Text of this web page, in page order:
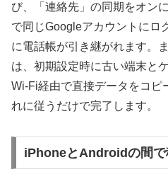
び、「連絡先」の同期をオン
で同じGoogleアカウントにロ
に電話帳が引き継がれます。
は、初期設定時に古い端末と
Wi-Fi経由で直接データをコピ
れに従うだけで完了します。
iPhoneとAndroidの間で